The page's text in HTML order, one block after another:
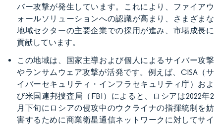
バー攻撃が発生しています。これにより、ファイアウ
ォールソリューションへの認識が高まり、さまざまな
地域セクターの主要企業での採用が進み、市場成長に
貢献しています。
この地域は、国家主導および個人によるサイバー攻撃
やランサムウェア攻撃が活発です。例えば、CISA（サ
イバーセキュリティ・インフラセキュリティ庁）およ
び米国連邦捜査局（FBI）によると、ロシアは2022年2
月下旬にロシアの侵攻中のウクライナの指揮統制を妨
害するために商業衛星通信ネットワークに対してサイ